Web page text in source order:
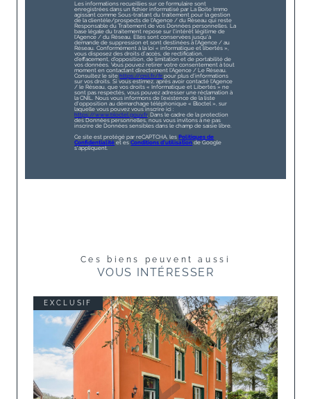
Les informations recueillies sur ce formulaire sont
enregistrées dans un fichier informatisé par La Boite Immo
agissant comme Sous-traitant du traitement pour la gestion
de la clientèle/prospects de l'Agence / du Réseau qui reste
Responsable du Traitement de vos Données personnelles. La
base légale du traitement repose sur l'intérêt légitime de
l'Agence / du Réseau. Elles sont conservées jusqu'à
demande de suppression et sont destinées à l'Agence / au
Réseau. Conformément à la loi « informatique et libertés »,
vous disposez des droits d’accès, de rectification,
d’effacement, d’opposition, de limitation et de portabilité de
vos données. Vous pouvez retirer votre consentement à tout
moment en contactant directement l’Agence / Le Réseau.
Consultez le site https://cnil.fr/fr pour plus d’informations
sur vos droits. Si vous estimez, après avoir contacté l'Agence
/ le Réseau, que vos droits « Informatique et Libertés » ne
sont pas respectés, vous pouvez adresser une réclamation à
la CNIL. Nous vous informons de l’existence de la liste
d'opposition au démarchage téléphonique « Bloctel », sur
laquelle vous pouvez vous inscrire ici :
https://www.bloctel.gouv.fr. Dans le cadre de la protection
des Données personnelles, nous vous invitons à ne pas
inscrire de Données sensibles dans le champ de saisie libre.
Ce site est protégé par reCAPTCHA, les Politiques de
Confidentialité et esConditions d'utilisation de Google
s'appliquent.
Ces biens peuvent aussi
VOUS INTÉRESSER
EXCLUSIF